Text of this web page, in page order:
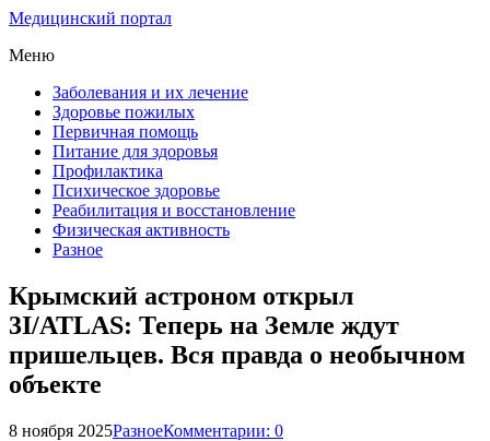
Медицинский портал
Меню
Заболевания и их лечение
Здоровье пожилых
Первичная помощь
Питание для здоровья
Профилактика
Психическое здоровье
Реабилитация и восстановление
Физическая активность
Разное
Крымский астроном открыл
3I/ATLAS: Теперь на Земле ждут
пришельцев. Вся правда о необычном
объекте
8 ноября 2025РазноеКомментарии: 0